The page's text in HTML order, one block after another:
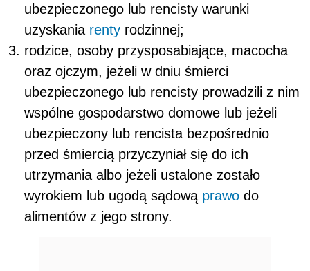
ubezpieczonego lub rencisty warunki
uzyskania renty rodzinnej;
rodzice, osoby przysposabiające, macocha
oraz ojczym, jeżeli w dniu śmierci
ubezpieczonego lub rencisty prowadzili z nim
wspólne gospodarstwo domowe lub jeżeli
ubezpieczony lub rencista bezpośrednio
przed śmiercią przyczyniał się do ich
utrzymania albo jeżeli ustalone zostało
wyrokiem lub ugodą sądową prawo do
alimentów z jego strony.